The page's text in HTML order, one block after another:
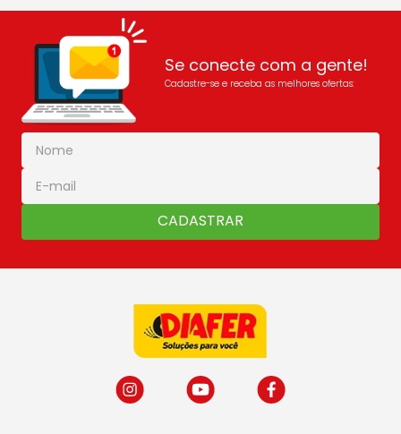
Se conecte com a gente!
Cadastre-se e receba as melhores ofertas:
CADASTRAR